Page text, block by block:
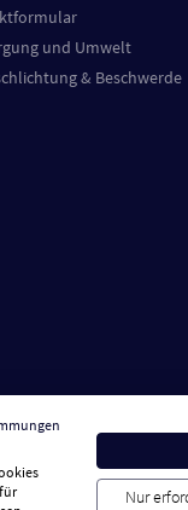
und Umwelt
& Beschwerde
Nur